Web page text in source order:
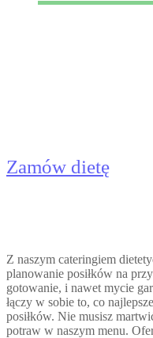
Zamów dietę
Z naszym cateringiem
planowanie posiłków na
gotowanie, i nawet mycie
łączy w sobie to, co
posiłków. Nie musisz
potraw w naszym menu.